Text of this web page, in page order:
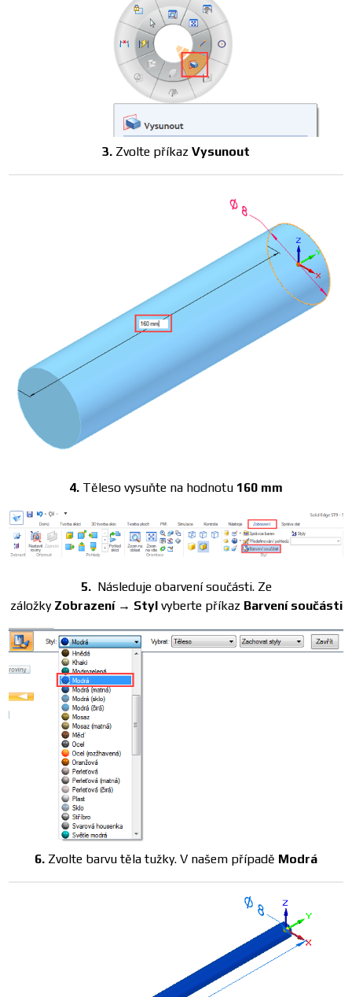
3. Zvolte příkaz Vysunout
4. Těleso vysuňte na hodnotu 160 mm
5.Následuje obarvení součásti. Ze
záložky Zobrazení → Styl vyberte příkaz Barvení součásti
6. Zvolte barvu těla tužky. V našem případě Modrá